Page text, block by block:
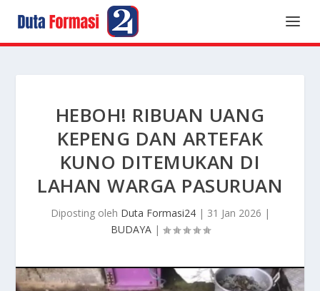
HEBOH! RIBUAN UANG
KEPENG DAN ARTEFAK
KUNO DITEMUKAN DI
LAHAN WARGA PASURUAN
Diposting oleh Duta Formasi24| 31 Jan 2026 |
BUDAYA|